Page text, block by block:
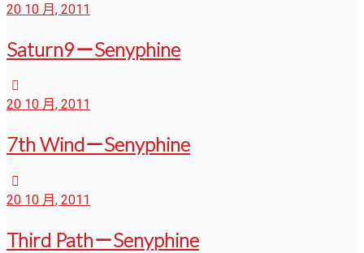
20 10 月, 2011
Saturn9－Senyphine
20 10 月, 2011
7th Wind－Senyphine
20 10 月, 2011
Third Path－Senyphine